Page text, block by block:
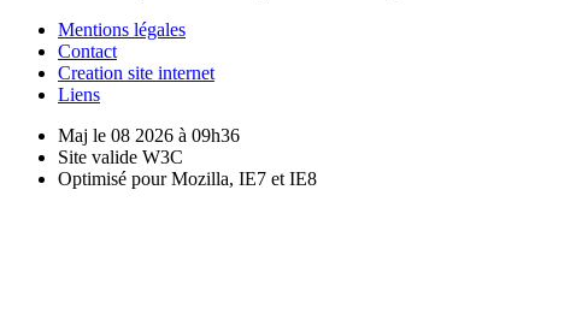
Mentions légales
Contact
Creation site internet
Liens
Maj le 08 2026 à 09h36
Site valide W3C
Optimisé pour Mozilla, IE7 et IE8